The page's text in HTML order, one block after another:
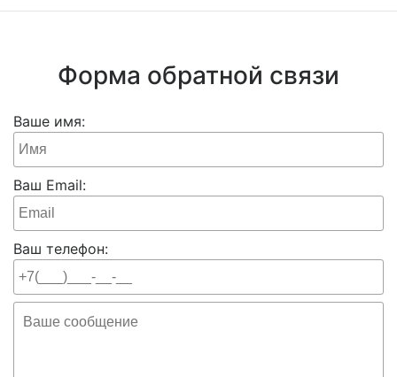
Форма обратной связи
Ваше имя:
Ваш Email:
Ваш телефон: